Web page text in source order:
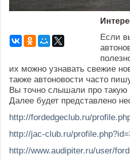
Если
их можно узнавать свежие
также автоновости часто
Вы точно слышали про такую
Далее будет представлено
http://fordedgeclub.ru/
http://jac-club.ru/
http://www.audipiter.ru/user/